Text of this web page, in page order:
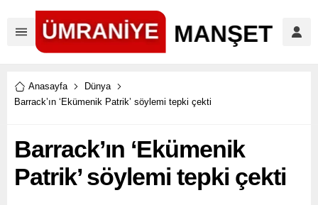
Anasayfa
Dünya
Barrack’ın ‘Ekümenik Patrik’ söylemi tepki çekti
Barrack’ın ‘Ekümenik
Patrik’ söylemi tepki çekti